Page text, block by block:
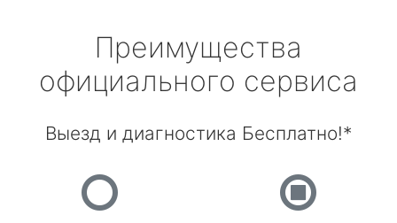
Преимущества
официального сервиса
Выезд и диагностика Бесплатно!*